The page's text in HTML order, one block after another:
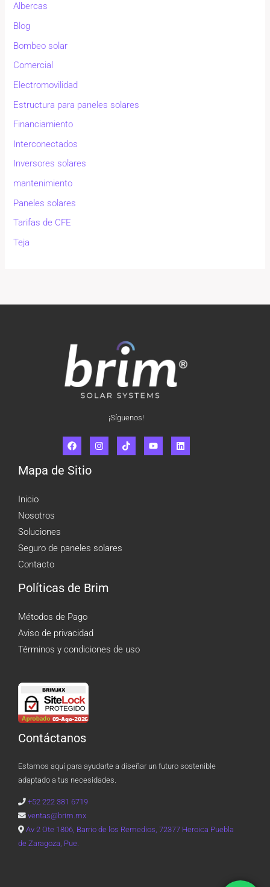
Albercas
Blog
Bombeo solar
Comercial
Electromovilidad
Estructura para paneles solares
Financiamiento
Interconectados
Inversores solares
mantenimiento
Paneles solares
Tarifas de CFE
Teja
¡Síguenos!
Mapa de Sitio
Inicio
Nosotros
Soluciones
Seguro de paneles solares
Contacto
Políticas de Brim
Métodos de Pago
Aviso de privacidad
Términos y condiciones de uso
Contáctanos
Estamos aquí para ayudarte a diseñar un futuro sostenible
adaptado a tus necesidades.
+52 222 381 6719
ventas@brim.mx
Av 2 Ote 1806, Barrio de los Remedios, 72377 Heroica Puebla
de Zaragoza, Pue.